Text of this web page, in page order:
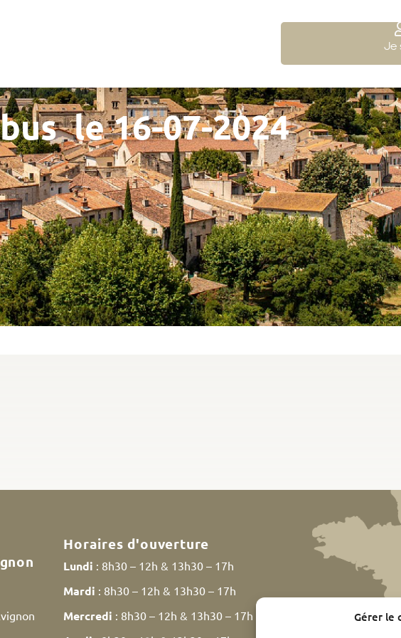
Gérer le
Je
le 16-07-2024
Horaires d'ouverture
Lundi : 8h30 – 12h & 13h30 – 17h
Mardi : 8h30 – 12h & 13h30 – 17h
Mercredi : 8h30 – 12h & 13h30 – 17h